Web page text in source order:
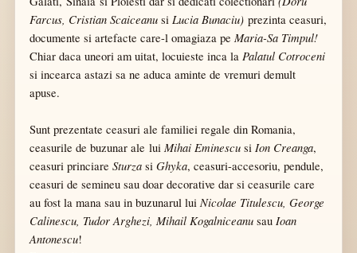
Farcus, Cristian Scaiceanu si Lucia Bunaciu) prezinta ceasuri,
documente si artefacte care-l omagiaza pe Maria-Sa Timpul!
Chiar daca uneori am uitat, locuieste inca la Palatul Cotroceni
si incearca astazi sa ne aduca aminte de vremuri demult
apuse.
Sunt prezentate ceasuri ale familiei regale din Romania,
ceasurile de buzunar ale lui Mihai Eminescu si Ion Creanga,
ceasuri princiare Sturza si Ghyka, ceasuri-accesoriu, pendule,
ceasuri de semineu sau doar decorative dar si ceasurile care
au fost la mana sau in buzunarul lui Nicolae Titulescu, George
Calinescu, Tudor Arghezi, Mihail Kogalniceanu sau Ioan
Antonescu!